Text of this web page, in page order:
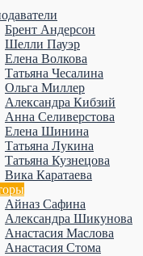
Брент Андерсон
Шелли Пауэр
Елена Волкова
Татьяна Чесалина
Ольга Миллер
Александра Кибзий
Анна Селиверстова
Елена Шинина
Татьяна Лукина
Татьяна Кузнецова
Вика Каратаева
Айназ Сафина
Александра Шикунова
Анастасия Маслова
Анастасия Стома